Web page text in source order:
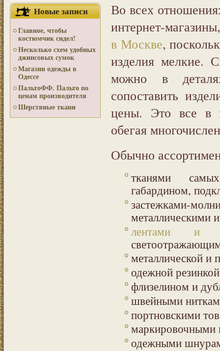
Новые записи
Главное, чтобы
костюмчик сидел!
Несколько схем удобных
джинсовых сумок
Магазин одежды в
Одессе
ПальтоФФ. Пальто по
ценам производителя
Шерстяные ткани
Во всех
интернет-
в Москве,
изделия мелкие.
можно в
сопоставить
цены. Это все в
обегая
Обычно
тканями
габардином,
застежками-
металлическими
лентами и
металлической и
одежной
флизелином и
швейными
портновскими
маркировочными
одежными